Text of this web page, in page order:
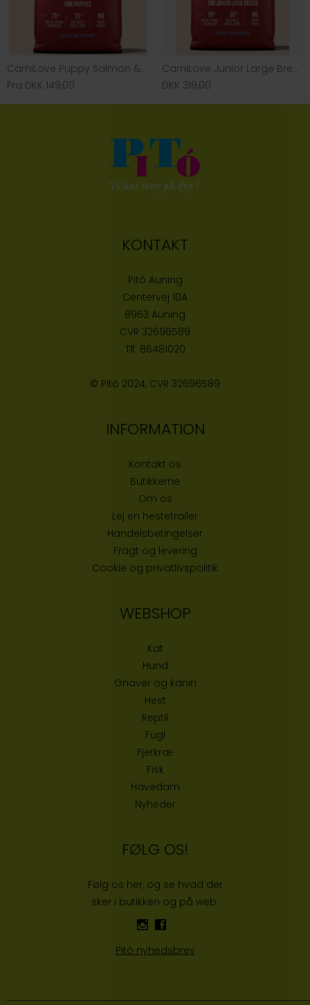
CarniLove Puppy Salmon & Turkey
Fra DKK 149,00
CarniLove Junior Large Breed Salmon & Turkey
DKK 319,00
KONTAKT
Pitó Auning
Centervej 10A
8963 Auning
CVR 32696589
Tlf: 86481020
© Pitó 2024, CVR 32696589
INFORMATION
Kontakt os
Butikkerne
Om os
Lej en hestetrailer
Handelsbetingelser
Fragt og levering
Cookie og privatlivspolitik
WEBSHOP
Kat
Hund
Gnaver og kanin
Hest
Reptil
Fugl
Fjerkræ
Fisk
Havedam
Nyheder
FØLG OS!
Følg os her, og se hvad der
sker i butikken og på web:
Pitó nyhedsbrev